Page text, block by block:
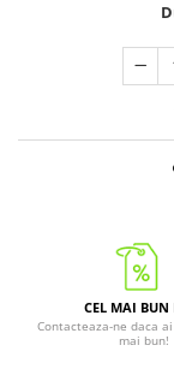
CEL MAI BUN
Contacteaza-ne daca
mai bun!